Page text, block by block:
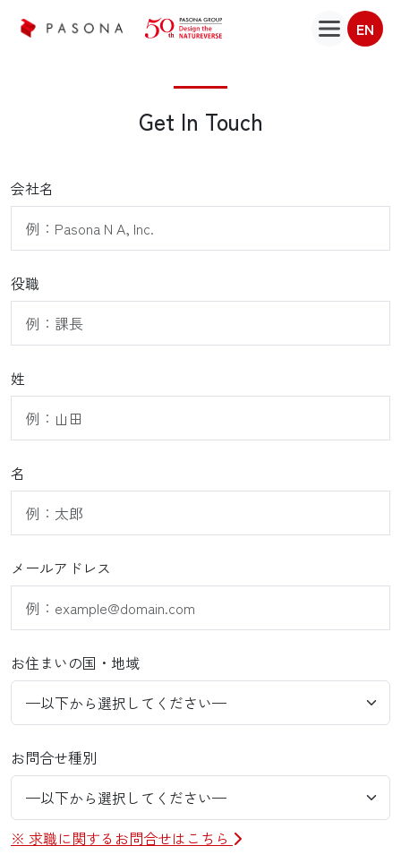
EN
Get In Touch
会社名
役職
姓
名
メールアドレス
お住まいの国・地域
お問合せ種別
※ 求職に関するお問合せはこちら